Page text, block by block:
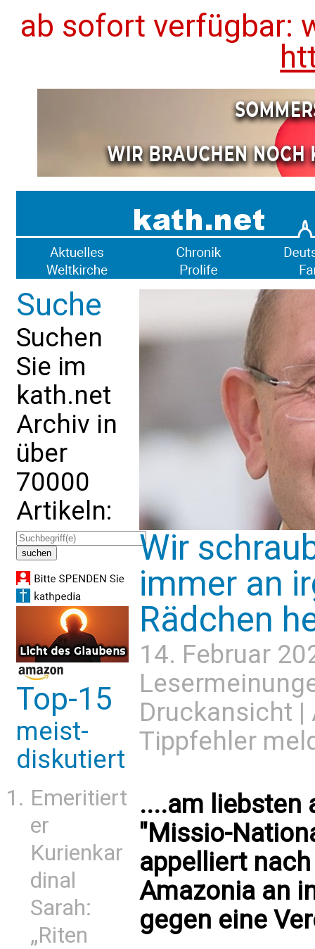
ab sofort verfügbar:
Suche
Suchen
Sie im
kath.net
Archiv in
über
70000
Artikeln:
Top-15
meist-
diskutiert
Emeritiert
er
Kurienkar
dinal
Sarah:
„Riten
Wir
immer an
Rädchen
14. Februar
Druckansicht |
Tippfehler
....am liebsten
"Missio-
appelliert nach
Amazonia an
gegen eine